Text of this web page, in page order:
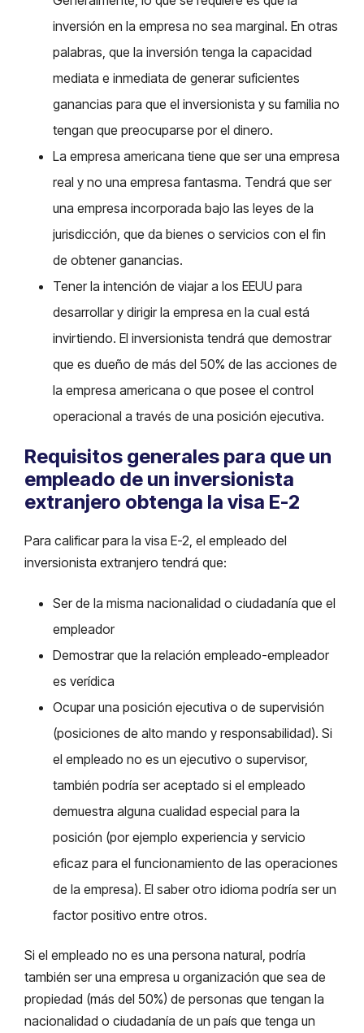
inversión en la empresa no sea marginal. En otras
palabras, que la inversión tenga la capacidad
mediata e inmediata de generar suficientes
ganancias para que el inversionista y su familia no
tengan que preocuparse por el dinero.
La empresa americana tiene que ser una empresa
real y no una empresa fantasma. Tendrá que ser
una empresa incorporada bajo las leyes de la
jurisdicción, que da bienes o servicios con el fin
de obtener ganancias.
Tener la intención de viajar a los EEUU para
desarrollar y dirigir la empresa en la cual está
invirtiendo. El inversionista tendrá que demostrar
que es dueño de más del 50% de las acciones de
la empresa americana o que posee el control
operacional a través de una posición ejecutiva.
Requisitos generales para que un
empleado de un inversionista
extranjero obtenga la visa E-2
Para calificar para la visa E-2, el empleado del
inversionista extranjero tendrá que:
Ser de la misma nacionalidad o ciudadanía que el
empleador
Demostrar que la relación empleado-empleador
es verídica
Ocupar una posición ejecutiva o de supervisión
(posiciones de alto mando y responsabilidad). Si
el empleado no es un ejecutivo o supervisor,
también podría ser aceptado si el empleado
demuestra alguna cualidad especial para la
posición (por ejemplo experiencia y servicio
eficaz para el funcionamiento de las operaciones
de la empresa). El saber otro idioma podría ser un
factor positivo entre otros.
Si el empleado no es una persona natural, podría
también ser una empresa u organización que sea de
propiedad (más del 50%) de personas que tengan la
nacionalidad o ciudadanía de un país que tenga un